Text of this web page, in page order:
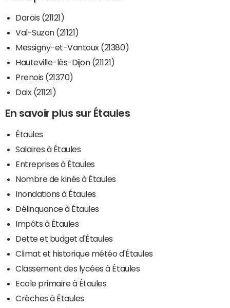
Darois (21121)
Val-Suzon (21121)
Messigny-et-Vantoux (21380)
Hauteville-lès-Dijon (21121)
Prenois (21370)
Daix (21121)
En savoir plus sur Étaules
Étaules
Salaires à Étaules
Entreprises à Étaules
Nombre de kinés à Étaules
Inondations à Étaules
Délinquance à Étaules
Impôts à Étaules
Dette et budget d'Étaules
Climat et historique météo d'Étaules
Classement des lycées à Étaules
Ecole primaire à Étaules
Crèches à Étaules